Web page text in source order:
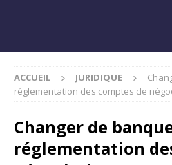
ACCUEIL JURIDIQUE
réglementation des comptes de
Changer de
réglementation